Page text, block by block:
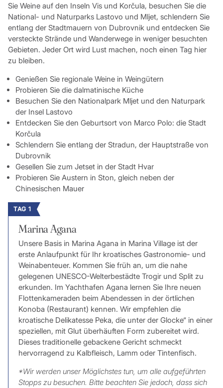
Sie Weine auf den Inseln Vis und Korčula, besuchen Sie die
National- und Naturparks Lastovo und Mljet, schlendern Sie
entlang der Stadtmauern von Dubrovnik und entdecken Sie
versteckte Strände und Wanderwege in weniger besuchten
Gebieten. Jeder Ort wird Lust machen, noch einen Tag hier
zu bleiben.
Genießen Sie regionale Weine in Weingütern
Probieren Sie die dalmatinische Küche
Besuchen Sie den Nationalpark Mljet und den Naturpark
der Insel Lastovo
Entdecken Sie den Geburtsort von Marco Polo: die Stadt
Korčula
Schlendern Sie entlang der Stradun, der Hauptstraße von
Dubrovnik
Gesellen Sie zum Jetset in der Stadt Hvar
Probieren Sie Austern in Ston, gleich neben der
Chinesischen Mauer
TAG 1
Marina Agana
Unsere Basis in Marina Agana in Marina Village ist der
erste Anlaufpunkt für Ihr kroatisches Gastronomie- und
Weinabenteuer. Kommen Sie früh an, um die nahe
gelegenen UNESCO-Welterbestädte Trogir und Split zu
erkunden. Im Yachthafen Agana lernen Sie Ihre neuen
Flottenkameraden beim Abendessen in der örtlichen
Konoba (Restaurant) kennen. Wir empfehlen die
kroatische Delikatesse Peka, die unter der Glocke“ in einer
speziellen, mit Glut überhäuften Form zubereitet wird.
Dieses traditionelle gebackene Gericht schmeckt
hervorragend zu Kalbfleisch, Lamm oder Tintenfisch.
*Wir werden unser Möglichstes tun, um alle aufgeführten
Stopps zu besuchen. Bitte beachten Sie jedoch, dass sich